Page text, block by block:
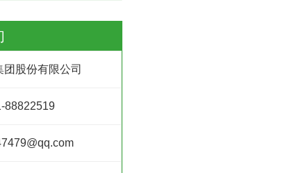
团股份有限公司
88822519